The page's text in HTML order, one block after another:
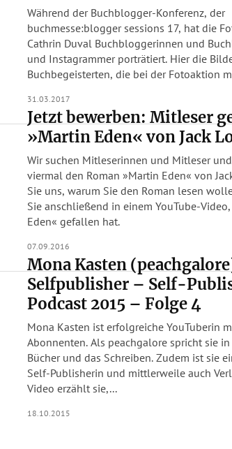
Während der Buchblogger-Konferenz, der
buchmesse:blogger sessions 17, hat die
Cathrin Duval Buchbloggerinnen und
und Instagrammer porträtiert. Hier die
Buchbegeisterten, die bei der Fotoaktion
31.03.2017
Jetzt bewerben: Mitleser
»Martin Eden« von Jack
Wir suchen Mitleserinnen und Mitleser
viermal den Roman »Martin Eden« von
Sie uns, warum Sie den Roman lesen
Sie anschließend in einem YouTube-
Eden« gefallen hat.
07.09.2016
Mona Kasten
Selfpublisher – Self-
Podcast 2015 – Folge 4
Mona Kasten ist erfolgreiche YouTuberin
Abonnenten. Als peachgalore spricht sie
Bücher und das Schreiben. Zudem ist sie
Self-Publisherin und mittlerweile auch
Video erzählt sie,...
18.10.2015